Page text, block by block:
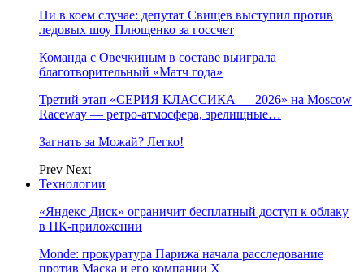
Ни в коем случае: депутат Свищев выступил против
ледовых шоу Плющенко за госсчет
Команда с Овечкиным в составе выиграла
благотворительный «Матч года»
Третий этап «СЕРИЯ КЛАССИКА — 2026» на Moscow
Raceway — ретро‑атмосфера, зрелищные…
Загнать за Можай? Легко!
Prev Next
Технологии
«Яндекс Диск» ограничит бесплатный доступ к облаку
в ПК-приложении
Monde: прокуратура Парижа начала расследование
против Маска и его компании X